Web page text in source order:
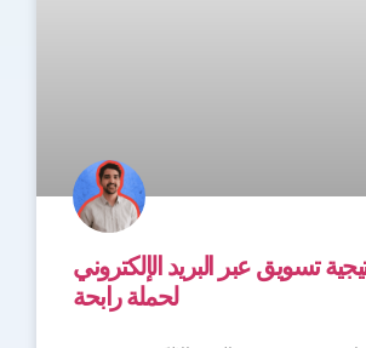
تسويق عبر البريد الإلكتروني
لحملة رابحة